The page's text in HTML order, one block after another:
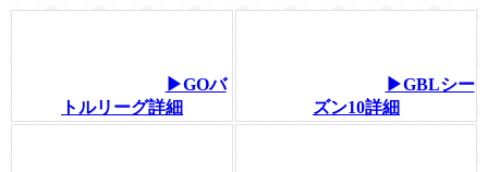
▶GOバ
トルリーグ詳細
▶GBLシー
ズン10詳細